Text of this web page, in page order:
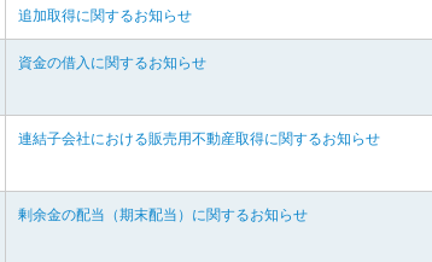
追加取得に関するお知らせ
資金の借入に関するお知らせ
連結子会社における販売用不動産取得に関するお知らせ
剰余金の配当（期末配当）に関するお知らせ